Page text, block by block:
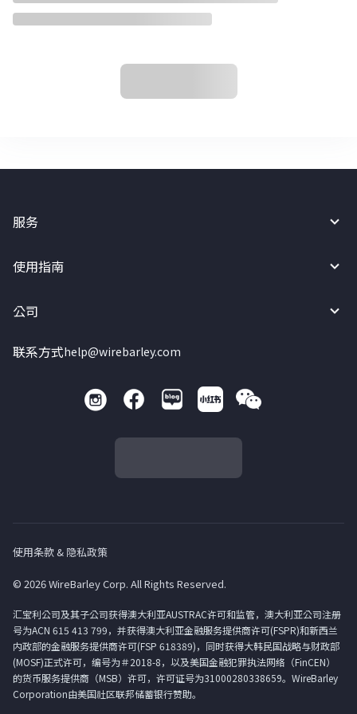
服务
使用指南
公司
联系方式help@wirebarley.com
使用条款 & 隐私政策
© 2026 WireBarley Corp. All Rights Reserved.
汇宝利公司及其子公司获得澳大利亚AUSTRAC许可和监管，澳大利亚公司注册
号为ACN 615 413 799，并获得澳大利亚金融服务提供商许可(FSPR)和新西兰
内政部的金融服务提供商许可(FSP 618389)，同时获得大韩民国战略与财政部
(MOSF)正式许可，编号为＃2018-8，以及美国金融犯罪执法网络（FinCEN）
的货币服务提供商（MSB）许可，许可证号为31000280338659。WireBarley
Corporation由美国社区联邦储蓄银行赞助。